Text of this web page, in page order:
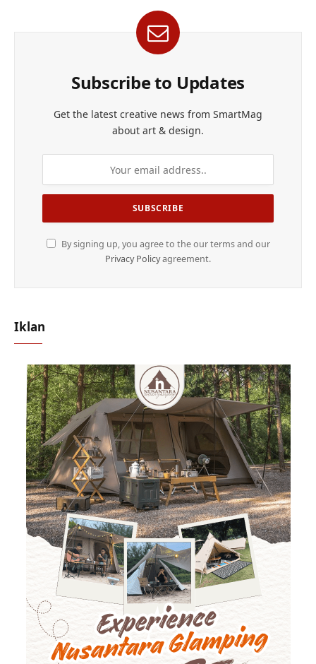
Subscribe to Updates
Get the latest creative news from SmartMag
about art & design.
By signing up, you agree to the our terms and our
Privacy Policyagreement.
Iklan